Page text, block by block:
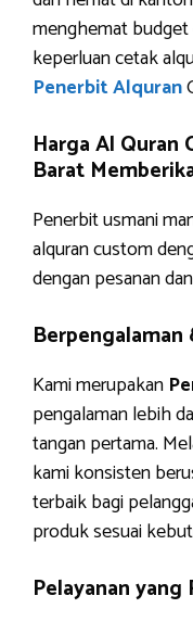
menghemat budget
keperluan cetak
Penerbit Alquran
Harga Al Quran
Barat
Penerbit usmani
alquran custom
dengan pesanan
Kami merupakan
pengalaman lebih
tangan pertama.
kami konsisten
terbaik bagi
produk sesuai
Pelayanan yang